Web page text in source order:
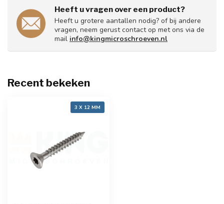
Heeft u vragen over een product?
Heeft u grotere aantallen nodig? of bij andere
vragen, neem gerust contact op met ons via de
mail info@kingmicroschroeven.nl
Recent bekeken
3 X 12 MM